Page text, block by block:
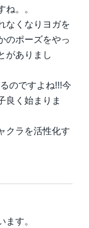
。。
なくなりヨガを
のポーズをやっ
がありまし
のですよね!!!今
良く始まりま
クラを活性化す
す。